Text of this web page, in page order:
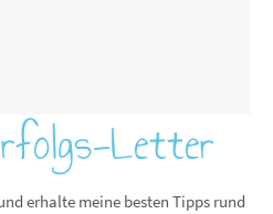
Letter
erhalte meine besten Tipps rund